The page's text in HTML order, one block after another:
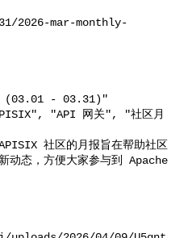
2026-mar-monthly-
(03.01 - 03.31)"
"API 网关", "社区月
社区的月报旨在帮助社区
动态，方便大家参与到 Apache